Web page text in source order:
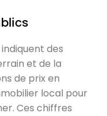
des
et de la
de prix en
local pour
Ces chiffres